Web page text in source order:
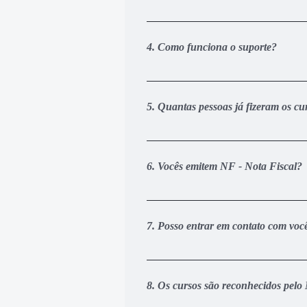
Sim, Com CERTEZA. Ao concluir
momento de efetuar a inscrição e
4. Como funciona o suporte?
Você terá acesso ao nosso grupo
nossos especialistas vão analisar
5. Quantas pessoas já fizeram os
Ótima pergunta. Atualmente nós
empresas reconhecem a nossa
6. Vocês emitem NF - Nota Fiscal?
Sim. Nossas empresas são
7. Posso entrar em contato com
Sim. Você pode enviar um email
8. Os cursos são reconhecidos